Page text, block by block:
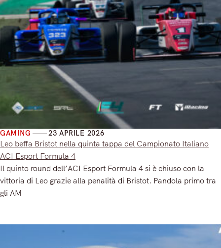
GAMING 23 APRILE 2026
Leo beffa Bristot nella quinta tappa del Campionato Italiano
ACI Esport Formula 4
Il quinto round dell’ACI Esport Formula 4 si è chiuso con la
vittoria di Leo grazie alla penalità di Bristot. Pandola primo tra
gli AM